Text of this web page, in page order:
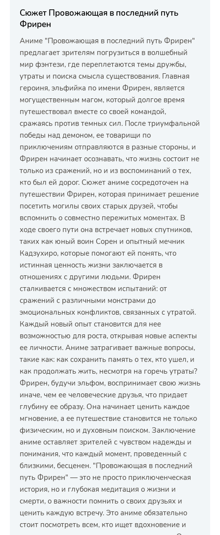
Сюжет Провожающая в последний путь
Фрирен
Аниме "Провожающая в последний путь Фрирен"
предлагает зрителям погрузиться в волшебный
мир фэнтези, где переплетаются темы дружбы,
утраты и поиска смысла существования. Главная
героиня, эльфийка по имени Фрирен, является
могущественным магом, который долгое время
путешествовал вместе со своей командой,
сражаясь против темных сил. После триумфальной
победы над демоном, ее товарищи по
приключениям отправляются в разные стороны, и
Фрирен начинает осознавать, что жизнь состоит не
только из сражений, но и из воспоминаний о тех,
кто был ей дорог. Сюжет аниме сосредоточен на
путешествии Фрирен, которая принимает решение
посетить могилы своих старых друзей, чтобы
вспомнить о совместно пережитых моментах. В
ходе своего пути она встречает новых спутников,
таких как юный воин Сорен и опытный мечник
Кадзухиро, которые помогают ей понять, что
истинная ценность жизни заключается в
отношениях с другими людьми. Фрирен
сталкивается с множеством испытаний: от
сражений с различными монстрами до
эмоциональных конфликтов, связанных с утратой.
Каждый новый опыт становится для нее
возможностью для роста, открывая новые аспекты
ее личности. Аниме затрагивает важные вопросы,
такие как: как сохранить память о тех, кто ушел, и
как продолжать жить, несмотря на горечь утраты?
Фрирен, будучи эльфом, воспринимает свою жизнь
иначе, чем ее человеческие друзья, что придает
глубину ее образу. Она начинает ценить каждое
мгновение, а ее путешествие становится не только
физическим, но и духовным поиском. Заключение
аниме оставляет зрителей с чувством надежды и
понимания, что каждый момент, проведенный с
близкими, бесценен. "Провожающая в последний
путь Фрирен" — это не просто приключенческая
история, но и глубокая медитация о жизни и
смерти, о важности помнить о своих друзьях и
ценить каждую встречу. Это аниме обязательно
стоит посмотреть всем, кто ищет вдохновение и